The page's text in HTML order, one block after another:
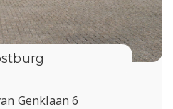
Genklaan 6